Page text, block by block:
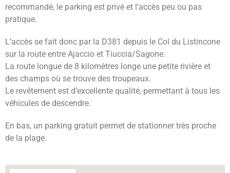
recommandé, le parking est privé et l’accès peu ou pas
pratique.
L’accès se fait donc par la D381 depuis le Col du Listincone
sur la route entre Ajaccio et Tiuccia/Sagone.
La route longue de 8 kilomètres longe une petite rivière et
des champs où se trouve des troupeaux.
Le revêtement est d’excellente qualité, permettant à tous les
véhicules de descendre.
En bas, un parking gratuit permet de stationner très proche
de la plage.